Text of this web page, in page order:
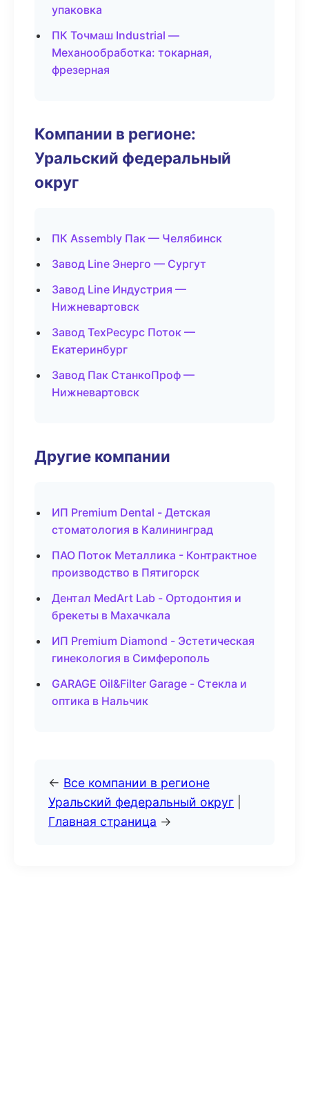
упаковка
ПК Точмаш Industrial —
Механообработка: токарная,
фрезерная
Компании в регионе:
Уральский федеральный
округ
ПК Assembly Пак — Челябинск
Завод Line Энерго — Сургут
Завод Line Индустрия —
Нижневартовск
Завод ТехРесурс Поток —
Екатеринбург
Завод Пак СтанкоПроф —
Нижневартовск
Другие компании
ИП Premium Dental - Детская
стоматология в Калининград
ПАО Поток Металлика - Контрактное
производство в Пятигорск
Дентал MedArt Lab - Ортодонтия и
брекеты в Махачкала
ИП Premium Diamond - Эстетическая
гинекология в Симферополь
GARAGE Oil&Filter Garage - Стекла и
оптика в Нальчик
← Все компании в регионе
Уральский федеральный округ
Главная страница →